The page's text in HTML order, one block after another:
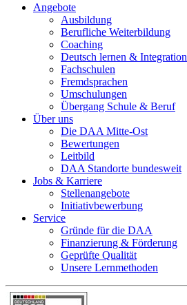
Angebote
Ausbildung
Berufliche Weiterbildung
Coaching
Deutsch lernen & Integration
Fachschulen
Fremdsprachen
Umschulungen
Übergang Schule & Beruf
Über uns
Die DAA Mitte-Ost
Bewertungen
Leitbild
DAA Standorte bundesweit
Jobs & Karriere
Stellenangebote
Initiativbewerbung
Service
Gründe für die DAA
Finanzierung & Förderung
Geprüfte Qualität
Unsere Lernmethoden